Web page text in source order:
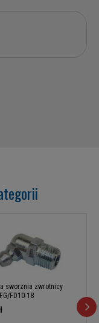
sworznia zwrotnicy
FD10-18